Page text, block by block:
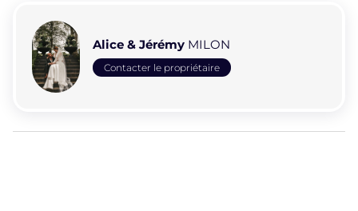
Alice & Jérémy MILON
Contacter le propriétaire